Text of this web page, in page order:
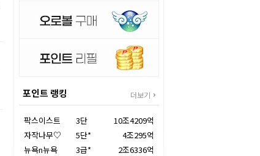
포인트 랭킹 더보기
팍스이스트 3단
10조4209억
자작나무♡
5단*
4조295억
뉴욕n뉴욕
3급*
2조6336억